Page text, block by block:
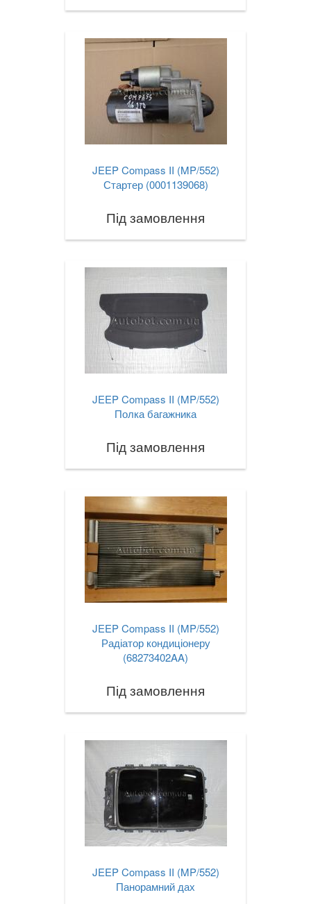
JEEP Compass II (MP/552)
Стартер (0001139068)
Під замовлення
JEEP Compass II (MP/552)
Полка багажника
Під замовлення
JEEP Compass II (MP/552)
Радіатор кондиціонеру
(68273402AA)
Під замовлення
JEEP Compass II (MP/552)
Панорамний дах